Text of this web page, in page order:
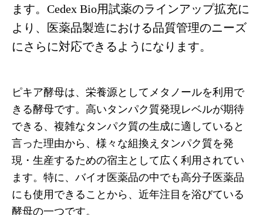
ます。Cedex Bio用試薬のラインアップ拡充に
より、医薬品製造における品質管理のニーズ
にさらに対応できるようになります。
ピキア酵母は、栄養源としてメタノールを利用で
きる酵母です。高いタンパク質発現レベルが期待
できる、複雑なタンパク質の生成に適していると
言った理由から、様々な組換えタンパク質を発
現・生産するための宿主として広く利用されてい
ます。特に、バイオ医薬品の中でも高分子医薬品
にも使用できることから、近年注目を浴びている
酵母の一つです。